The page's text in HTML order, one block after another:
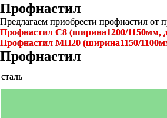
Профнастил
Предлагаем приобрести профнастил
Профнастил С8 (ширина1200/1150мм,
Профнастил МП20 (ширина1150/
Профнастил
сталь